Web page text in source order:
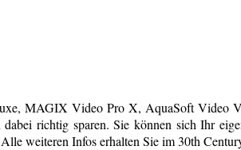
MAGIX Video Pro X, AquaSoft Video
richtig sparen. Sie können sich Ihr
weiteren Infos erhalten Sie im 30th